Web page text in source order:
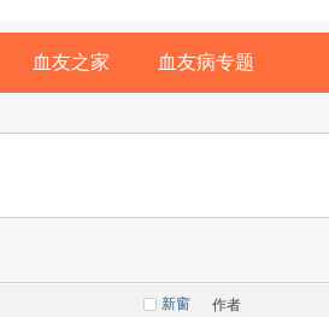
血友之家 血友病专题
新窗 作者